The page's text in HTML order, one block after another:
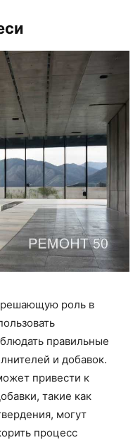
решающую роль в
правильные
и добавок.
привести к
такие как
могут
процесс